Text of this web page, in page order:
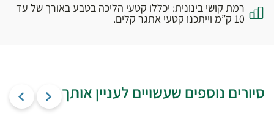
רמת קושי בינונית: יכללו קטעי הליכה בטבע באורך של עד
10 ק”מ וייתכנו קטעי אתגר קלים.
סיורים נוספים שעשויים לעניין אותך